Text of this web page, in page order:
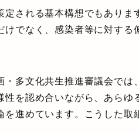
定される基本構想でもあり
けでなく、感染者等に対す
・多文化共生推進審議会で
性を認め合いながら、あら
を進めています。こうした取